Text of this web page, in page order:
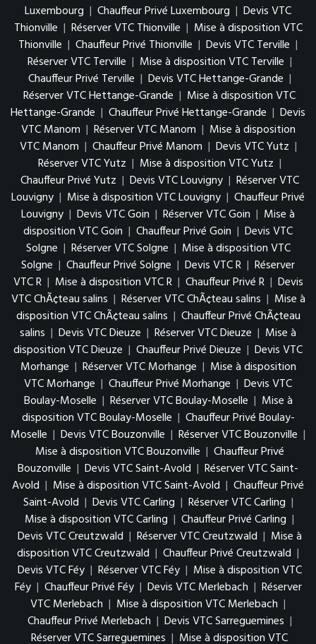
Luxembourg | Chauffeur Privé Luxembourg | Devis VTC
Thionville | Réserver VTC Thionville | Mise à disposition VTC
Thionville | Chauffeur Privé Thionville | Devis VTC Terville |
Réserver VTC Terville | Mise à disposition VTC Terville |
Chauffeur Privé Terville | Devis VTC Hettange-Grande |
Réserver VTC Hettange-Grande | Mise à disposition VTC
Hettange-Grande | Chauffeur Privé Hettange-Grande | Devis
VTC Manom | Réserver VTC Manom | Mise à disposition
VTC Manom | Chauffeur Privé Manom | Devis VTC Yutz |
Réserver VTC Yutz | Mise à disposition VTC Yutz |
Chauffeur Privé Yutz | Devis VTC Louvigny | Réserver VTC
Louvigny | Mise à disposition VTC Louvigny | Chauffeur Privé
Louvigny | Devis VTC Goin | Réserver VTC Goin | Mise à
disposition VTC Goin | Chauffeur Privé Goin | Devis VTC
Solgne | Réserver VTC Solgne | Mise à disposition VTC
Solgne | Chauffeur Privé Solgne | Devis VTC R | Réserver
VTC R | Mise à disposition VTC R | Chauffeur Privé R | Devis
VTC ChÃ¢teau salins | Réserver VTC ChÃ¢teau salins | Mise à
disposition VTC ChÃ¢teau salins | Chauffeur Privé ChÃ¢teau
salins | Devis VTC Dieuze | Réserver VTC Dieuze | Mise à
disposition VTC Dieuze | Chauffeur Privé Dieuze | Devis VTC
Morhange | Réserver VTC Morhange | Mise à disposition
VTC Morhange | Chauffeur Privé Morhange | Devis VTC
Boulay-Moselle | Réserver VTC Boulay-Moselle | Mise à
disposition VTC Boulay-Moselle | Chauffeur Privé Boulay-
Moselle | Devis VTC Bouzonville | Réserver VTC Bouzonville |
Mise à disposition VTC Bouzonville | Chauffeur Privé
Bouzonville | Devis VTC Saint-Avold | Réserver VTC Saint-
Avold | Mise à disposition VTC Saint-Avold | Chauffeur Privé
Saint-Avold | Devis VTC Carling | Réserver VTC Carling |
Mise à disposition VTC Carling | Chauffeur Privé Carling |
Devis VTC Creutzwald | Réserver VTC Creutzwald | Mise à
disposition VTC Creutzwald | Chauffeur Privé Creutzwald |
Devis VTC Féy | Réserver VTC Féy | Mise à disposition VTC
Féy | Chauffeur Privé Féy | Devis VTC Merlebach | Réserver
VTC Merlebach | Mise à disposition VTC Merlebach |
Chauffeur Privé Merlebach | Devis VTC Sarreguemines |
Réserver VTC Sarreguemines | Mise à disposition VTC